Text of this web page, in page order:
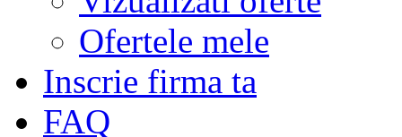
Ofertele mele
Inscrie firma ta
FAQ